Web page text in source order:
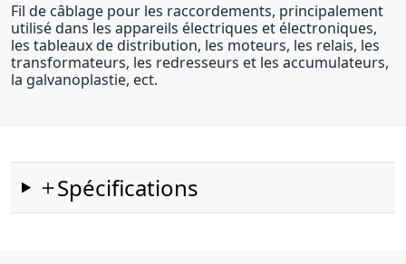
Fil de câblage pour les raccordements, principalement
utilisé dans les appareils électriques et électroniques,
les tableaux de distribution, les moteurs, les relais, les
transformateurs, les redresseurs et les accumulateurs,
la galvanoplastie, ect.
Spécifications